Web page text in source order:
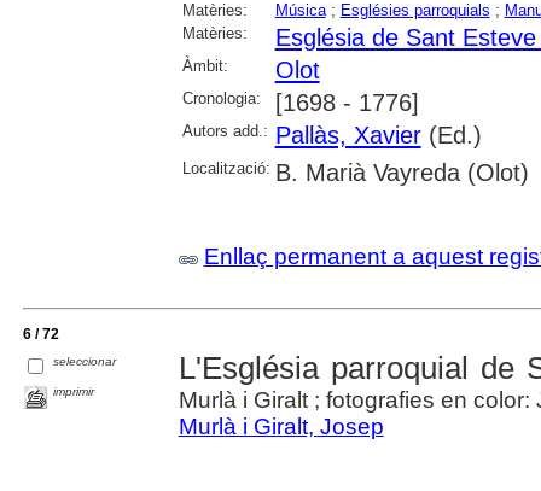
Matèries: Música; Esglésies parroquials ;
Matèries:
Església de Sant
Àmbit: Olot
Cronologia: [1698 - 1776]
Autors add.: Pallàs, Xavier(Ed.)
Localització: B. Marià Vayreda (Olot)
Enllaç permanent a aquest
6 / 72
seleccionar
imprimir
L'Església parroquial de
Murlà i Giralt ; fotografies en
Murlà i Giralt, Josep